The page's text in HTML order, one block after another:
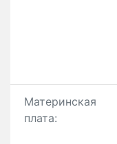
Материнская
плата: